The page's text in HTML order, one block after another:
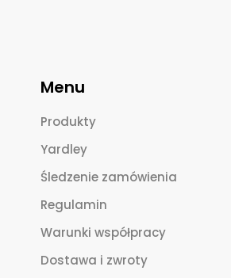
Menu
Produkty
Yardley
Śledzenie zamówienia
Regulamin
Warunki współpracy
Dostawa i zwroty